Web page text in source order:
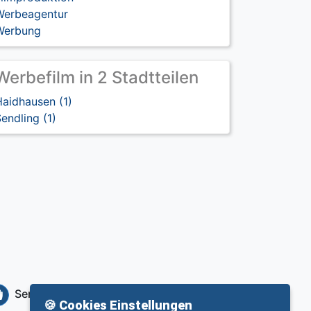
in 2 Stadtteilen
(1)
(1)
Service
🍪 Cookies Einstellungen